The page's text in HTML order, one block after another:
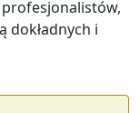
dokładnych i